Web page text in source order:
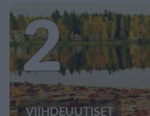
2
VIIHDEUUTISET